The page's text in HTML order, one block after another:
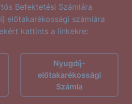
Befektetési Számlára
előtakarékossági számlára
kattints a linkekre:
Nyugdíj-
előtakarékossági
Számla